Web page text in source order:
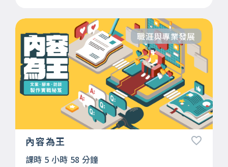
職涯與專業發展
內容為王
課時 5 小時 58 分鐘